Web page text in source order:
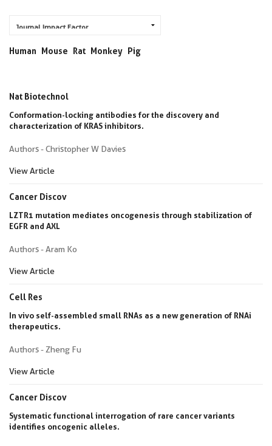
Human Mouse Rat Monkey Pig
Nat Biotechnol
Conformation-locking antibodies for the discovery and
characterization of KRAS inhibitors.
Authors - Christopher W Davies
View Article
Cancer Discov
LZTR1 mutation mediates oncogenesis through stabilization of
EGFR and AXL
Authors - Aram Ko
View Article
Cell Res
In vivo self-assembled small RNAs as a new generation of RNAi
therapeutics.
Authors - Zheng Fu
View Article
Cancer Discov
Systematic functional interrogation of rare cancer variants
identifies oncogenic alleles.